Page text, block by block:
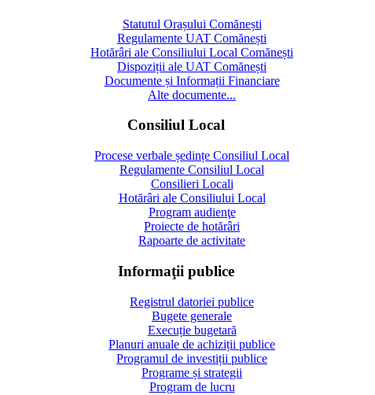
Statutul Orașului Comănești
Regulamente UAT Comănești
Hotărâri ale Consiliului Local Comănești
Dispoziții ale UAT Comănești
Documente și Informații Financiare
Alte documente...
Consiliul Local
Procese verbale ședințe Consiliul Local
Regulamente Consiliul Local
Consilieri Locali
Hotărâri ale Consiliului Local
Program audienţe
Proiecte de hotărâri
Rapoarte de activitate
Informaţii publice
Registrul datoriei publice
Bugete generale
Execuție bugetară
Planuri anuale de achiziții publice
Programul de investiții publice
Programe și strategii
Program de lucru